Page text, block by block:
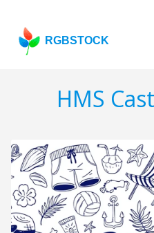
RGBSTOCK
HMS